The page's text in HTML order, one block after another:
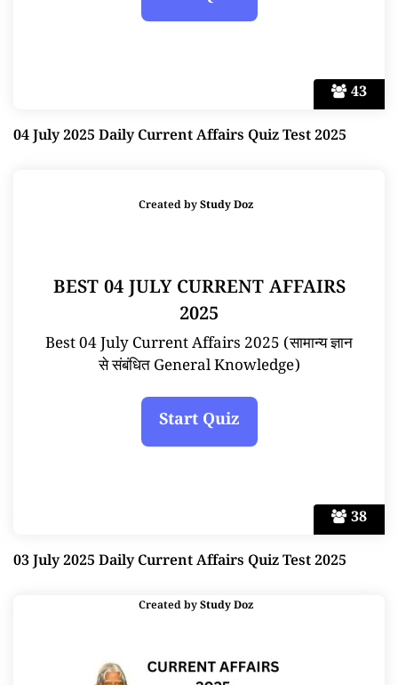
43
04 July 2025 Daily Current Affairs Quiz Test 2025
38
Created byStudy Doz
BEST 04 JULY CURRENT AFFAIRS
2025
Best 04 July Current Affairs 2025 (सामान्य ज्ञान
से संबंधित General Knowledge)
03 July 2025 Daily Current Affairs Quiz Test 2025
Created byStudy Doz